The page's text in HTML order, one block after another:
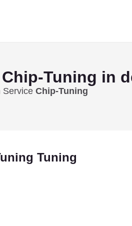
Chip-Tuning in
Service Chip-Tuning
Tuning